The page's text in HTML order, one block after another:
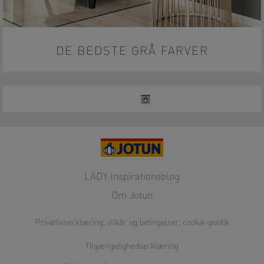
DE BEDSTE GRÅ FARVER
LADY Inspirationsblog
Om Jotun
Privatlivserklæring, vilkår og betingelser, cookie-politik
Tilgængelighedserklæring